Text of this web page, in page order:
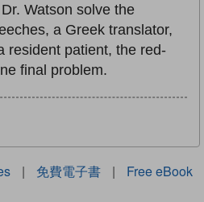
Watson solve the
a Greek translator,
resident patient, the red-
final problem.
| 免費電子書 | Free eBook